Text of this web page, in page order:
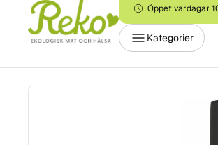
Öppet vardagar
Kategorier